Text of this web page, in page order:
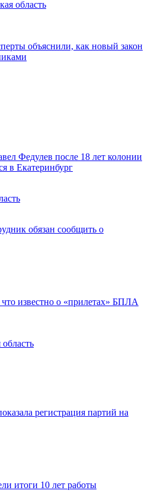
область
объяснили, как новый закон
Федулев после 18 лет колонии
в Екатеринбург
обязан сообщить о
известно о «прилетах» БПЛА
регистрация партий на
итоги 10 лет работы